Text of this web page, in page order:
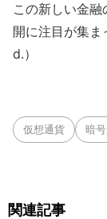
この新しい金
開に注目が集
d.）
仮想通貨 暗
関連記事